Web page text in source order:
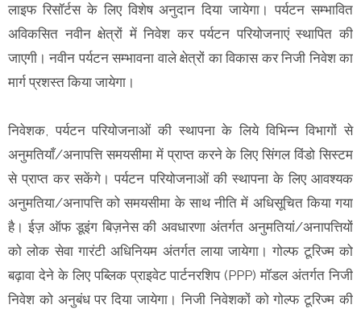
लाइफ रिसॉर्टस के लिए विशेष अनुदान दिया जायेगा। पर्यटन सम्भावित
अविकसित नवीन क्षेत्रों में निवेश कर पर्यटन परियोजनाएं स्थापित की
जाएगी। नवीन पर्यटन सम्भावना वाले क्षेत्रों का विकास कर निजी निवेश का
मार्ग प्रशस्त किया जायेगा।
निवेशक, पर्यटन परियोजनाओं की स्थापना के लिये विभिन्न विभागों से
अनुमतियाँ/अनापत्ति समयसीमा में प्राप्त करने के लिए सिंगल विंडो सिस्टम
से प्राप्त कर सकेंगे। पर्यटन परियोजनाओं की स्थापना के लिए आवश्यक
अनुमतिया/अनापत्ति को समयसीमा के साथ नीति में अधिसूचित किया गया
है। ईज़ ऑफ डूइंग बिज़नेस की अवधारणा अंतर्गत अनुमतियां/अनापत्तियों
को लोक सेवा गारंटी अधिनियम अंतर्गत लाया जायेगा। गोल्फ टूरिज्म को
बढ़ावा देने के लिए पब्लिक प्राइवेट पार्टनरशिप (PPP) मॉडल अंतर्गत निजी
निवेश को अनुबंध पर दिया जायेगा। निजी निवेशकों को गोल्फ टूरिज्म की